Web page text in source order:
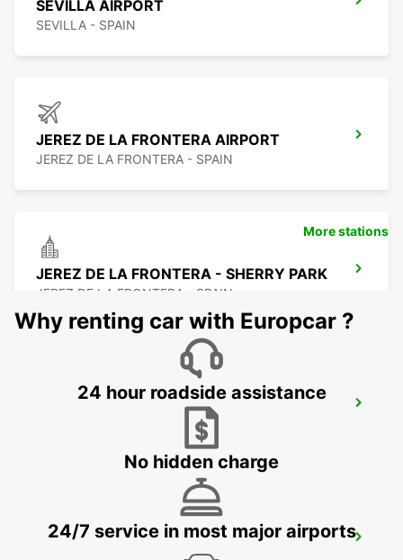
SEVILLA AIRPORT
SEVILLA - SPAIN
JEREZ DE LA FRONTERA AIRPORT
JEREZ DE LA FRONTERA - SPAIN
JEREZ DE LA FRONTERA - SHERRY PARK
JEREZ DE LA FRONTERA - SPAIN
ROTA
More stations
Why renting car with Europcar ?
24 hour roadside assistance
No hidden charge
24/7 service in most major airports